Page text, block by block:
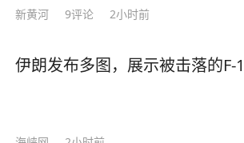
新黄河 9评论 2小时前
伊朗发布多图，展示被击落的